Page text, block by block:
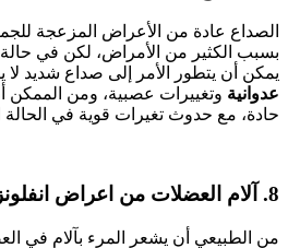
الصداع عادة من الأعراض المزعجة
بسبب الكثير من الأمراض، لكن في حالة
يمكن أن يتطور الأمر إلى صداع شديد
عدوانية وتغييرات عصبية، ومن
حادة، مع حدوث تغيرات قوية في الحالة
8. آلام العضلات من اعراض انفلونزا الطيور:
من الطبيعي أن يشعر المرء بآلام في